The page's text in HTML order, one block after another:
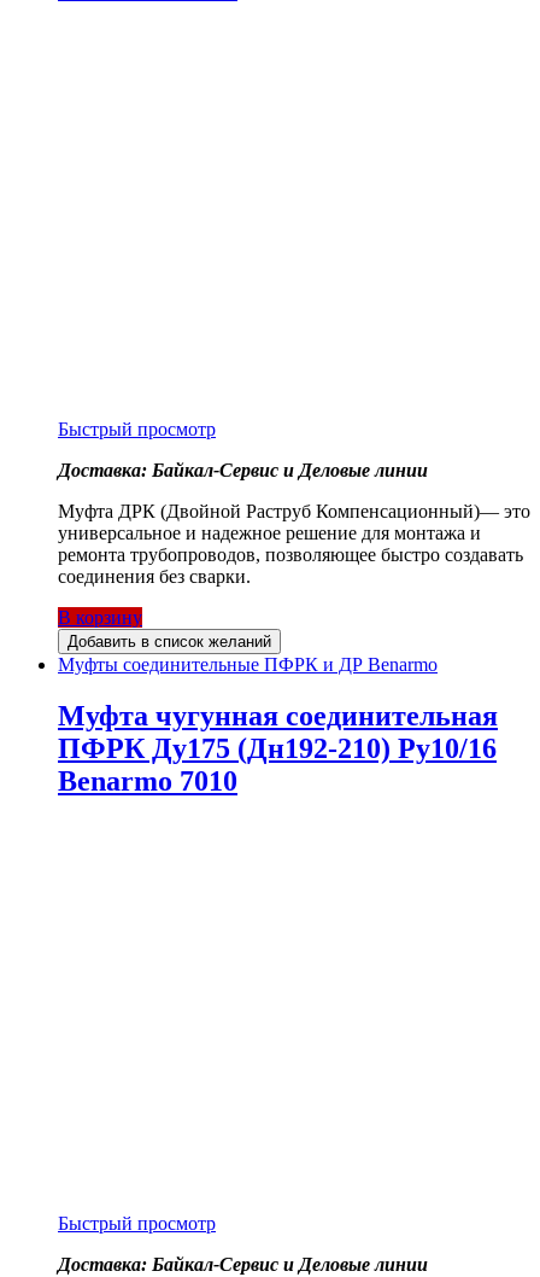
Быстрый просмотр
Доставка: Байкал-Сервис и Деловые линии
Муфта ДРК (Двойной Раструб Компенсационный)— это
универсальное и надежное решение для монтажа и
ремонта трубопроводов, позволяющее быстро создавать
соединения без сварки.
В корзину
Добавить в список желаний
Муфты соединительные ПФРК и ДР Benarmo
Муфта чугунная соединительная
ПФРК Ду175 (Дн192-210) Ру10/16
Benarmo 7010
Быстрый просмотр
Доставка: Байкал-Сервис и Деловые линии